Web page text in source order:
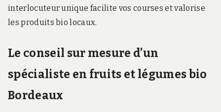
interlocuteur unique facilite vos courses et valorise
les produits bio locaux.
Le conseil sur mesure d’un
spécialiste en fruits et légumes bio
Bordeaux